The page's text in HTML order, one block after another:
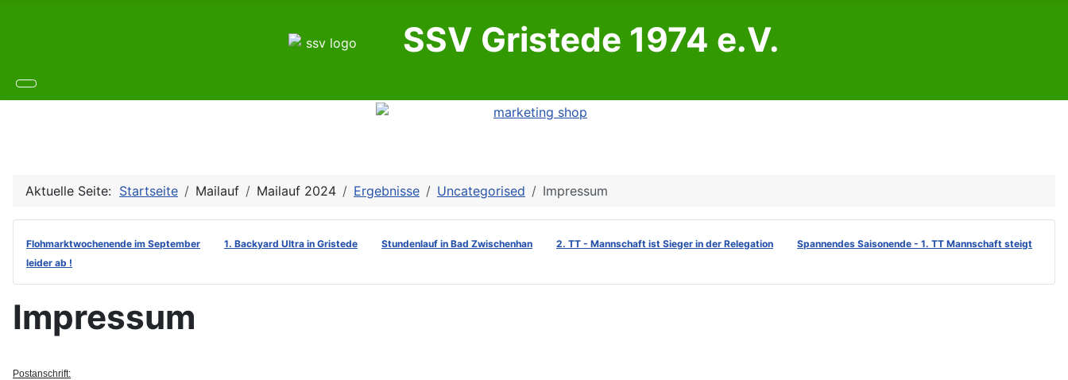
SSV Gristede 1974 e.V.
Aktuelle Seite: Startseite Mailauf Mailauf 2024 Ergebnisse Uncategorised Impressum
Flohmarktwochenende im September 1. Backyard Ultra in Gristede Stundenlauf in Bad Zwischenhan 2. TT - Mannschaft ist Sieger in der Relegation
Spannendes Saisonende - 1. TT Mannschaft steigt
leider ab !
Impressum
Postanschrift: